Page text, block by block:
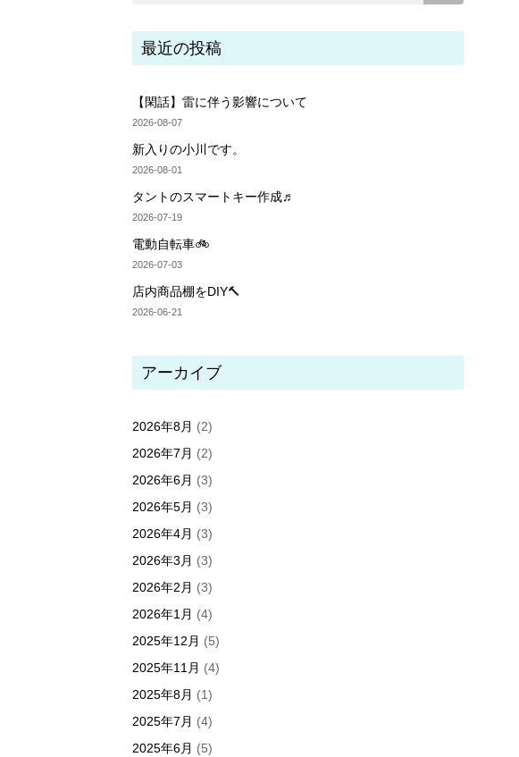
最近の投稿
【閑話】雷に伴う影響について
2026-08-07
新入りの小川です。
2026-08-01
タントのスマートキー作成♬
2026-07-19
電動自転車🚲
2026-07-03
店内商品棚をDIY🔨
2026-06-21
アーカイブ
2026年8月 (2)
2026年7月 (2)
2026年6月 (3)
2026年5月 (3)
2026年4月 (3)
2026年3月 (3)
2026年2月 (3)
2026年1月 (4)
2025年12月 (5)
2025年11月 (4)
2025年8月 (1)
2025年7月 (4)
2025年6月 (5)